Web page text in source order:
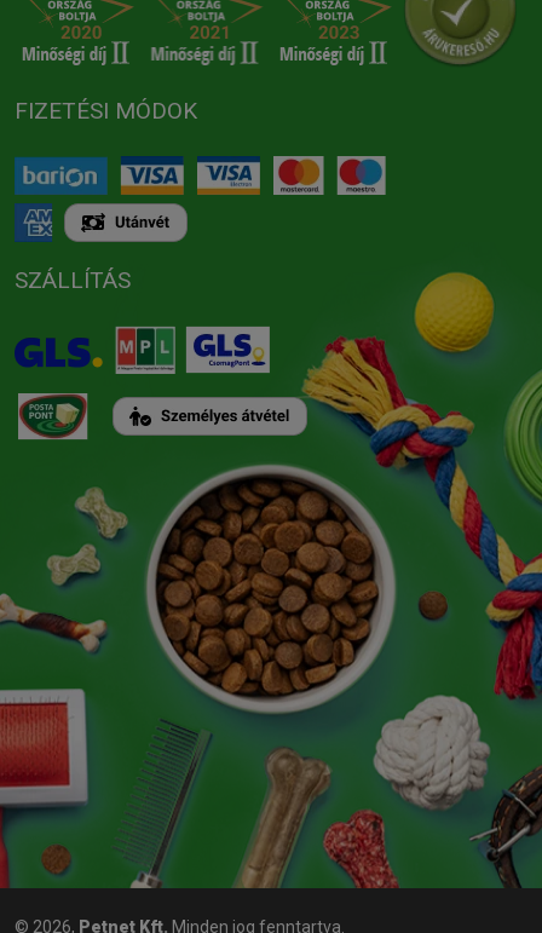
FIZETÉSI MÓDOK
SZÁLLÍTÁS
© 2026, Petnet Kft. Minden jog fenntartva.